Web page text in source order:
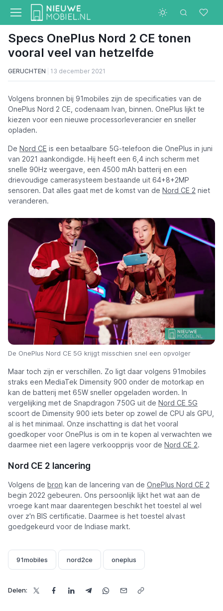
Specs OnePlus Nord 2 CE tonen
vooral veel van hetzelfde
GERUCHTEN 13 december 2021
Volgens bronnen bij 91mobiles zijn de specificaties van de
OnePlus Nord 2 CE, codenaam Ivan, binnen. OnePlus lijkt te
kiezen voor een nieuwe processorleverancier en sneller
opladen.
De Nord CE is een betaalbare 5G-telefoon die OnePlus in juni
van 2021 aankondigde. Hij heeft een 6,4 inch scherm met
snelle 90Hz weergave, een 4500 mAh batterij en een
drievoudige camerasysteem bestaande uit 64+8+2MP
sensoren. Dat alles gaat met de komst van de Nord CE 2 niet
veranderen.
De OnePlus Nord CE 5G krijgt misschien snel een opvolger
Maar toch zijn er verschillen. Zo ligt daar volgens 91mobiles
straks een MediaTek Dimensity 900 onder de motorkap en
kan de batterij met 65W sneller opgeladen worden. In
vergelijking met de Snapdragon 750G uit de Nord CE 5G
scoort de Dimensity 900 iets beter op zowel de CPU als GPU,
al is het minimaal. Onze inschatting is dat het vooral
goedkoper voor OnePlus is om in te kopen al verwachten we
daarmee niet een lagere verkoopprijs voor de Nord CE 2.
Nord CE 2 lancering
Volgens de bron kan de lancering van de OnePlus Nord CE 2
begin 2022 gebeuren. Ons persoonlijk lijkt het wat aan de
vroege kant maar daarentegen beschikt het toestel al wel
over z'n BIS certificatie. Daarmee is het toestel alvast
goedgekeurd voor de Indiase markt.
91mobiles nord2ce oneplus
Delen: